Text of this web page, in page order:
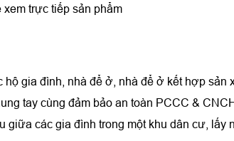
trực tiếp sản phẩm
gia đình, nhà để ở, nhà để ở kết hợp
tay cùng đảm bảo an toàn PCCC &
các gia đình trong một khu dân cư,